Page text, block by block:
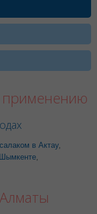
применению
в Актау,